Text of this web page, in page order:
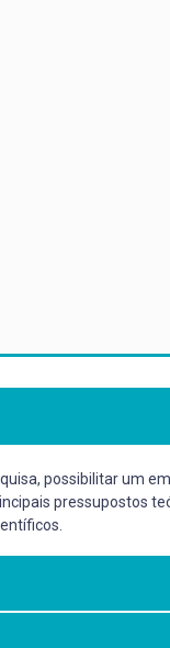
possibilitar um
pressupostos